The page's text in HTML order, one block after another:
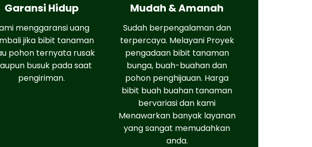
Garansi Hidup
menggaransi uang
jika bibit tanaman
pohon ternyata rusak
busuk pada saat
pengiriman.
Mudah & Amanah
Sudah berpengalaman dan
terpercaya. Melayani Proyek
pengadaan bibit tanaman
bunga, buah-buahan dan
pohon penghijauan. Harga
bibit buah buahan tanaman
bervariasi dan kami
Menawarkan banyak layanan
yang sangat memudahkan
anda.